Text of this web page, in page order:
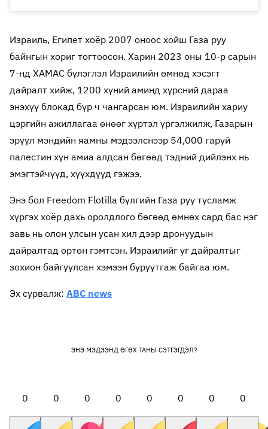
Израиль, Египет хоёр 2007 оноос хойш Газа руу
байнгын хориг тогтоосон. Харин 2023 оны 10-р сарын
7-нд ХАМАС бүлэглэл Израилийн өмнөд хэсэгт
дайралт хийж, 1200 хүний аминд хүрсний дараа
энэхүү блокад бүр ч чангарсан юм. Израилийн хариу
цэргийн ажиллагаа өнөөг хүртэл үргэлжилж, Газарын
эрүүл мэндийн яамны мэдээлснээр 54,000 гаруй
палестин хүн амиа алдсан бөгөөд тэдний дийлэнх нь
эмэгтэйчүүд, хүүхдүүд гэжээ.
Энэ бол Freedom Flotilla бүлгийн Газа руу тусламж
хүргэх хоёр дахь оролдлого бөгөөд өмнөх сард бас нэг
завь нь олон улсын усан хил дээр дронуудын
дайралтад өртөн гэмтсэн. Израилийг уг дайралтыг
зохион байгуулсан хэмээн буруутгаж байгаа юм.
Эх сурвалж: ABC news
ЭНЭ МЭДЭЭНД ӨГӨХ ТАНЫ СЭТГЭГДЭЛ?
0 0 0 0 0 0 0 0